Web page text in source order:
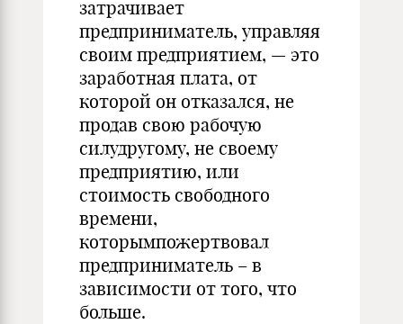
затрачивает
предприниматель, управляя
своим предприятием, — это
заработная плата, от
которой он отказался, не
продав свою рабочую
силудругому, не своему
предприятию, или
стоимость свободного
времени,
которымпожертвовал
предприниматель – в
зависимости от того, что
больше.